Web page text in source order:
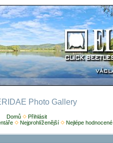
Photo Gallery
Domů
Přihlásit
Nejprohlíženější Nejlépe hodnocené